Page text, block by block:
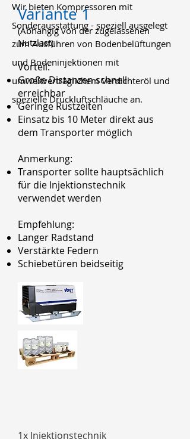
Wir bieten Kompressoren mit
Sonderausstattung - speziell ausgelegt
zum Ausführen von Bodenbelüftungen
und Bodeninjektionen mit
umweltverträglichem Verdichteröl und
spezielle Druckluftschläuche an.
Variante 1
(Abhängig von der zugelassenen
Nutzlast)
Vorteil:
Große Distanzen schnell
erreichbar
Geringe Rüstzeiten
Einsatz bis 10 Meter direkt aus
dem Transporter möglich
Anmerkung:
Transporter sollte hauptsächlich
für die Injektionstechnik
verwendet werden
Empfehlung:
Langer Radstand
Verstärkte Federn
Schiebetüren beidseitig
1x Injektionstechnik